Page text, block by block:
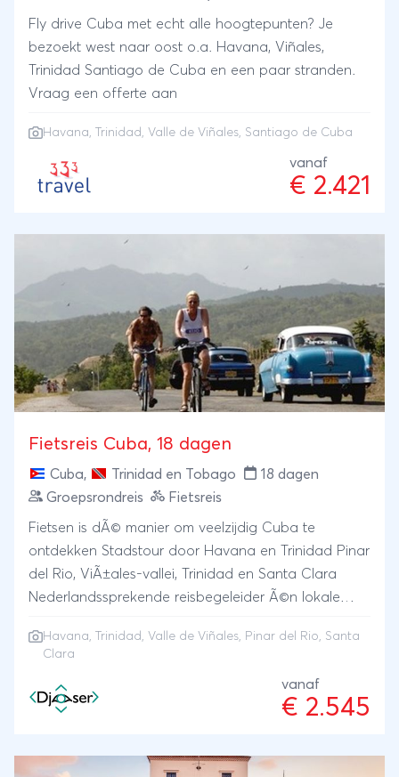
Fly drive Cuba met echt alle hoogtepunten? Je
bezoekt west naar oost o.a. Havana, Viñales,
Trinidad Santiago de Cuba en een paar stranden.
Vraag een offerte aan
Havana, Trinidad , Valle de Viñales, Santiago de Cuba
vanaf
€ 2.421
Fietsreis Cuba, 18 dagen
Cuba, Trinidad en Tobago
18 dagen
Groepsrondreis
Fietsreis
Fietsen is dÃ© manier om veelzijdig Cuba te
ontdekken Stadstour door Havana en Trinidad Pinar
del Rio, ViÃ±ales-vallei, Trinidad en Santa Clara
Nederlandssprekende reisbegeleider Ã©n lokale
Havana, Trinidad , Valle de Viñales, Pinar del Rio, Santa
Clara
vanaf
€ 2.545